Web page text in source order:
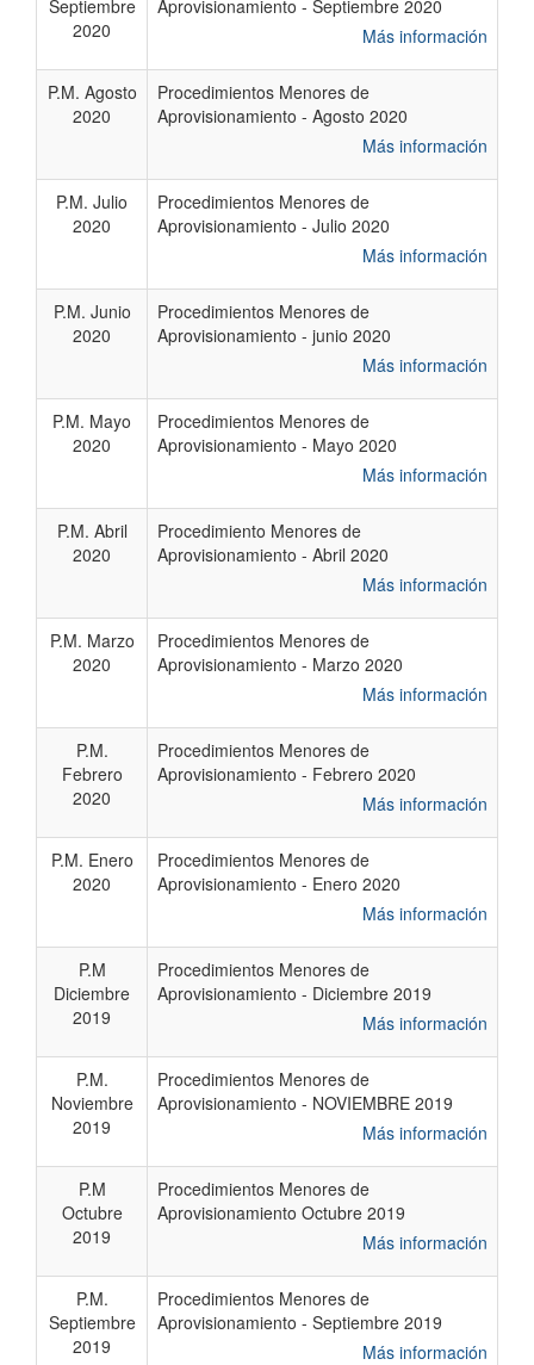
Septiembre
2020
Aprovisionamiento - Septiembre 2020
Más información
P.M. Agosto
2020
Procedimientos Menores de
Aprovisionamiento - Agosto 2020
Más información
P.M. Julio
2020
Procedimientos Menores de
Aprovisionamiento - Julio 2020
Más información
P.M. Junio
2020
Procedimientos Menores de
Aprovisionamiento - junio 2020
Más información
P.M. Mayo
2020
Procedimientos Menores de
Aprovisionamiento - Mayo 2020
Más información
P.M. Abril
2020
Procedimiento Menores de
Aprovisionamiento - Abril 2020
Más información
P.M. Marzo
2020
Procedimientos Menores de
Aprovisionamiento - Marzo 2020
Más información
P.M.
Febrero
2020
Procedimientos Menores de
Aprovisionamiento - Febrero 2020
Más información
P.M. Enero
2020
Procedimientos Menores de
Aprovisionamiento - Enero 2020
Más información
P.M
Diciembre
2019
Procedimientos Menores de
Aprovisionamiento - Diciembre 2019
Más información
P.M.
Noviembre
2019
Procedimientos Menores de
Aprovisionamiento - NOVIEMBRE 2019
Más información
P.M
Octubre
2019
Procedimientos Menores de
Aprovisionamiento Octubre 2019
Más información
P.M.
Septiembre
2019
Procedimientos Menores de
Aprovisionamiento - Septiembre 2019
Más información